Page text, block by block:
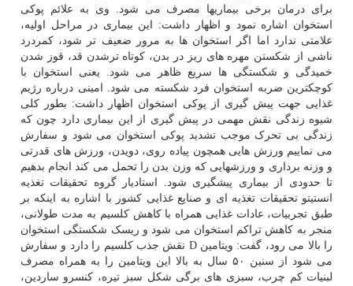
برای درمان برخی بیماریها مصرف می شود. وی به علائم پوکی
استخوان اشاره نمود و اظهار داشت: این بیماری در مراحل اولیه،
علامتی ندارد اما اگر استخوان ها به مرور ضعیف تر شود، کمردرد
ناشی از شکستن مهره های ریز در بدن، کوتاه ترشدن قد، قوز شدن
خمیدگی و شکستگی ها سریع ظاهر می شود. یعنی استخوان با
کوچکترین ضربه استخوان فرد شکسته می شود. امینی درباره رژیم
غذایی جهت پیش گیری از پوکی استخوان اظهار داشت: بطور کلی
شیوه زندگی نقش مهمی در پیش گیری از این بیماری دارد چون که
زندگی بی تحرک موجب تشدید پوکی استخوان می شود و سفارش
می نماییم ورزش هایی همچون پیاده روی، دویدن، ورزش های قدرتی
و وزنه برداری و ورزشهایی که وزن بدن را تحمل می کند انجام بدهیم
تا حدودی از بیماری پیشگیری شود. استادیار گروه تحقیقات تغذیه
انستیتو تحقیقات تغذیه ای و صنایع غذایی کشور با اشاره به اینکه بر
طبق تجربیات، عادات غذایی همراه با کاهش کلسیم به مدت طولانی،
منجر به کاهش تراکم استخوان می شود و ریسک شکستگی استخوان
را بالا می رود، گفت: ویتامین D نقش جذب کلسیم را دارد و سفارش
می شود از سنین ۵۰ سال به بالا این ویتامین را به همراه مصرف
لبنیات کم چرب، سبزی های برگی شکل سبز تیره، کنسرو ساردین،